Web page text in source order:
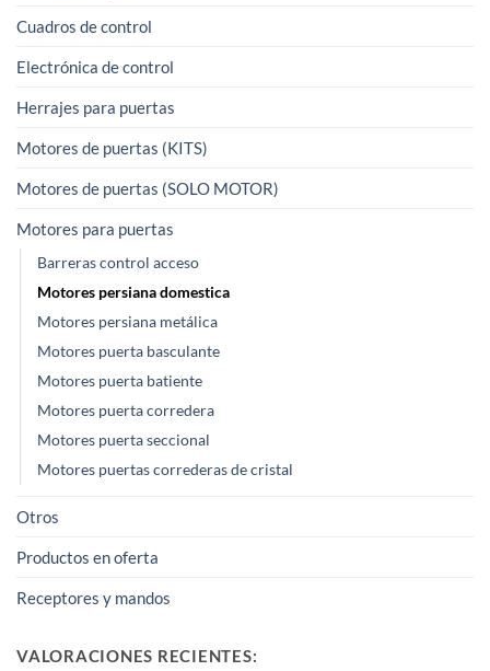
de
Cuadros de control
Electrónica de control
Herrajes para puertas
Motores de puertas (KITS)
Motores de puertas (SOLO MOTOR)
Motores para puertas
Barreras control acceso
Motores persiana domestica
Motores persiana metálica
Motores puerta basculante
Motores puerta batiente
Motores puerta corredera
Motores puerta seccional
Motores puertas correderas de cristal
Otros
Productos en oferta
Receptores y mandos
VALORACIONES RECIENTES: